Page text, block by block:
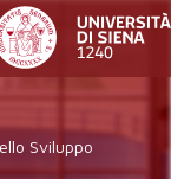
Sviluppo